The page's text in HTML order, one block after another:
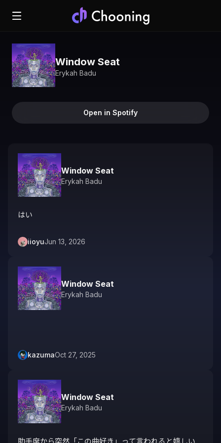
Window Seat
Erykah Badu
Open in Spotify
Window Seat
Erykah Badu
はい
iioyuJun 13, 2026
Window Seat
Erykah Badu
kazumaOct 27, 2025
Window Seat
Erykah Badu